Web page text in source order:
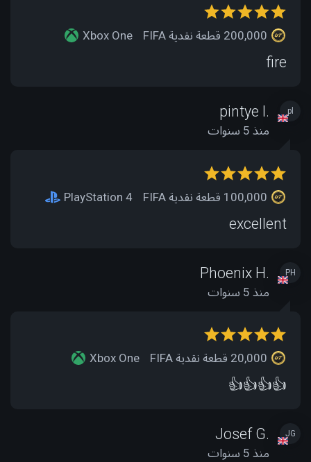
Xbox One
fire
pl
pintye l.
منذ 5 سنوات
PlayStation 4
excellent
PH
Phoenix H.
منذ 5 سنوات
Xbox One
👍👍👍👍
JG
Josef G.
منذ 5 سنوات